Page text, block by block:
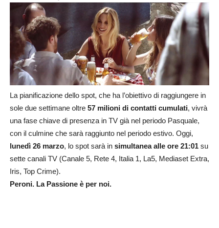
La pianificazione dello spot, che ha l’obiettivo di raggiungere in
sole due settimane oltre 57 milioni di contatti cumulati, vivrà
una fase chiave di presenza in TV già nel periodo Pasquale,
con il culmine che sarà raggiunto nel periodo estivo. Oggi,
lunedì 26 marzo, lo spot sarà in simultanea alle ore 21:01 su
sette canali TV (Canale 5, Rete 4, Italia 1, La5, Mediaset Extra,
Iris, Top Crime).
Peroni. La Passione è per noi.